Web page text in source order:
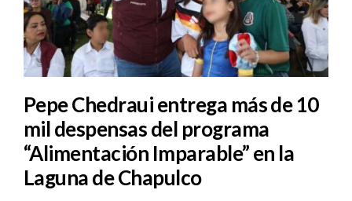
Pepe Chedraui entrega más de 10
mil despensas del programa
“Alimentación Imparable” en la
Laguna de Chapulco